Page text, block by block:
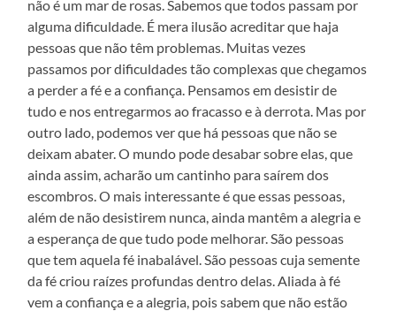
não é um mar de rosas. Sabemos que todos passam por
alguma dificuldade. É mera ilusão acreditar que haja
pessoas que não têm problemas. Muitas vezes
passamos por dificuldades tão complexas que chegamos
a perder a fé e a confiança. Pensamos em desistir de
tudo e nos entregarmos ao fracasso e à derrota. Mas por
outro lado, podemos ver que há pessoas que não se
deixam abater. O mundo pode desabar sobre elas, que
ainda assim, acharão um cantinho para saírem dos
escombros. O mais interessante é que essas pessoas,
além de não desistirem nunca, ainda mantêm a alegria e
a esperança de que tudo pode melhorar. São pessoas
que tem aquela fé inabalável. São pessoas cuja semente
da fé criou raízes profundas dentro delas. Aliada à fé
vem a confiança e a alegria, pois sabem que não estão